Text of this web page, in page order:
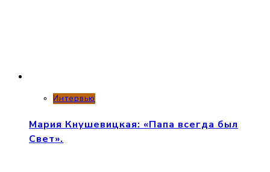
Интервью
Мария Кнушевицкая: «Папа всегда был
Свет».